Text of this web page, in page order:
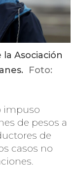
Asociación
Foto:
impuso
de pesos a
de
casos no